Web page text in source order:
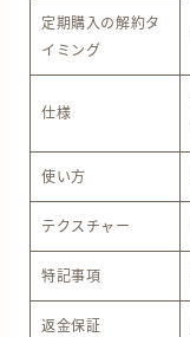
定期購入の解約タ
イミング
仕様
使い方
テクスチャー
特記事項
返金保証